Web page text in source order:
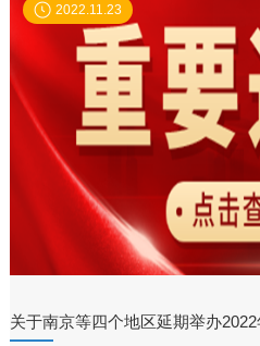
2022.11.23
关于南京等四个地区延期举办2022年11月